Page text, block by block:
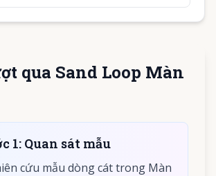
qua Sand Loop Màn
1: Quan sát mẫu
cứu mẫu dòng cát trong Màn